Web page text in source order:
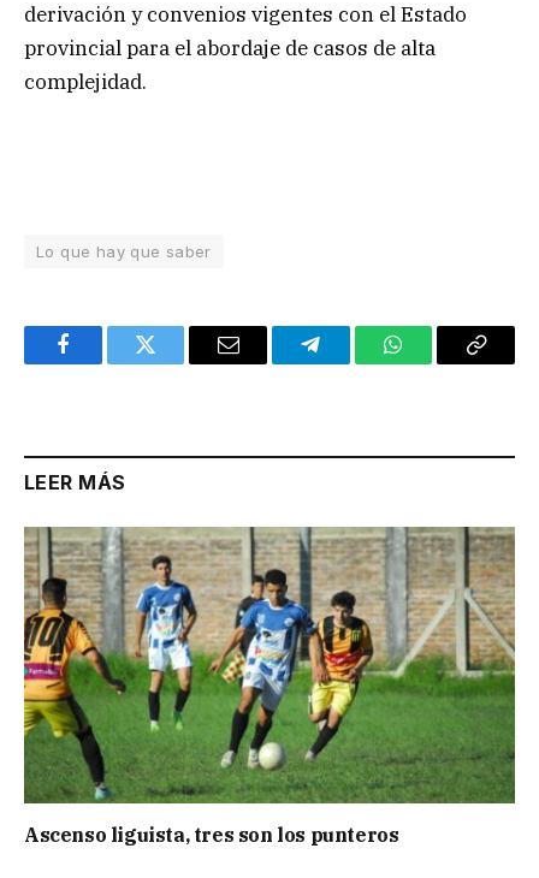
derivación y convenios vigentes con el Estado
provincial para el abordaje de casos de alta
complejidad.
Lo que hay que saber
FacebookTwitter Email TelegramWhatsAppCopy
LEER MÁS
Ascenso liguista, tres son los punteros